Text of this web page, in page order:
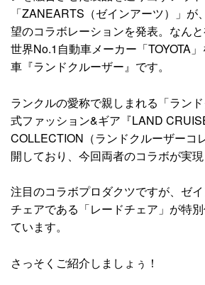
「ZANEARTS（ゼインアーツ）」が
望のコラボレーションを発表。なん
世界No.1自動車メーカー「TOYOTA
車『ランドクルーザー』です。
ランクルの愛称で親しまれる「ラン
式ファッション&ギア『LAND
COLLECTION（ランドクルーザーコ
開しており、今回両者のコラボが実現
注目のコラボプロダクツですが、ゼ
チェアである「レードチェア」が特
ています。
さっそくご紹介しましょぅ！